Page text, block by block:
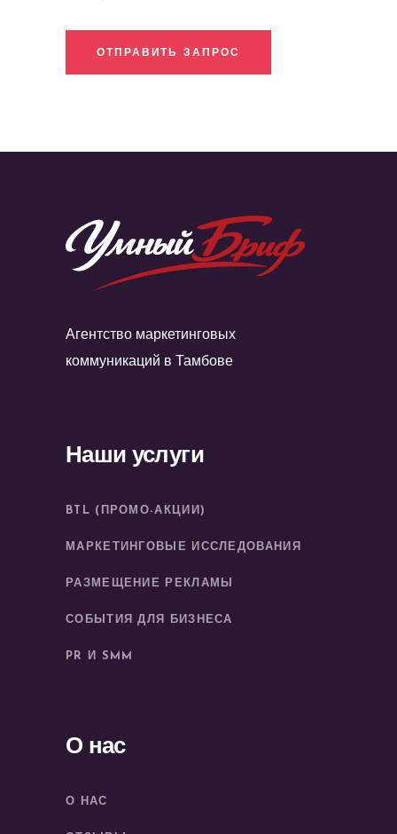
ОТПРАВИТЬ ЗАПРОС
Агентство маркетинговых
коммуникаций в Тамбове
Наши услуги
BTL (ПРОМО-АКЦИИ)
МАРКЕТИНГОВЫЕ ИССЛЕДОВАНИЯ
РАЗМЕЩЕНИЕ РЕКЛАМЫ
СОБЫТИЯ ДЛЯ БИЗНЕСА
PR И SMM
О нас
О НАС